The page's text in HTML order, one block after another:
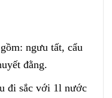
ngưu tất, cẩu
đằng.
đi sắc với 1l nước